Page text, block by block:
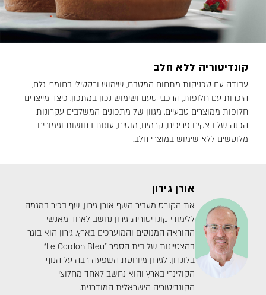
קונדיטוריה ללא חלב
עבודה עם טכניקות מתחום המטבח, שימוש ורסטילי בחומרי גלם,
היכרות עם חלופות, הרכבי טעם ושימוש נכון במתכון. כיצד מייצרים
חלופות ממוצרים טבעיים. מגוון של מתכונים המשלבים עקרונות
הכנה של בצקים פריכים, קרמים, מוסים, עוגות בחושות וגימורים
מלוטשים ללא שימוש במוצרי חלב.
אורן גירון
את הקורס מעביר השף אורן גירון, שף בכיר במגמה
ללימודי קונדיטוריה. גירון נחשב לאחד מאנשי
ההוראה המנוסים והמוערכים בארץ. גירון הוא בוגר
בהצטיינות של בית הספר ״Le Cordon Bleu"
בלונדון. לגירון מיוחסת השפעה רבה על הנוף
הקולינרי בארץ והוא נחשב לאחד מחלוצי
הקונדיטוריה הישראלית המודרנית.